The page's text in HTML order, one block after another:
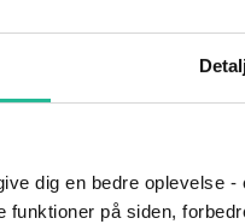
dig en bedre oplevelse
funktioner på siden,